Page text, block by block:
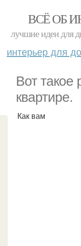
ВСЁ ОБ
лучшие идеи для
интерьер для
Вот такое
квартире.
Как вам